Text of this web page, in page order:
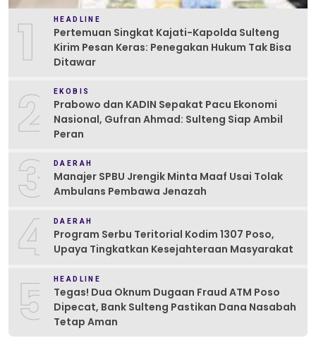
1 HEADLINE
Pertemuan Singkat Kajati-Kapolda Sulteng
Kirim Pesan Keras: Penegakan Hukum Tak Bisa
Ditawar
2 EKOBIS
Prabowo dan KADIN Sepakat Pacu Ekonomi
Nasional, Gufran Ahmad: Sulteng Siap Ambil
Peran
3 DAERAH
Manajer SPBU Jrengik Minta Maaf Usai Tolak
Ambulans Pembawa Jenazah
4 DAERAH
Program Serbu Teritorial Kodim 1307 Poso,
Upaya Tingkatkan Kesejahteraan Masyarakat
5 HEADLINE
Tegas! Dua Oknum Dugaan Fraud ATM Poso
Dipecat, Bank Sulteng Pastikan Dana Nasabah
Tetap Aman